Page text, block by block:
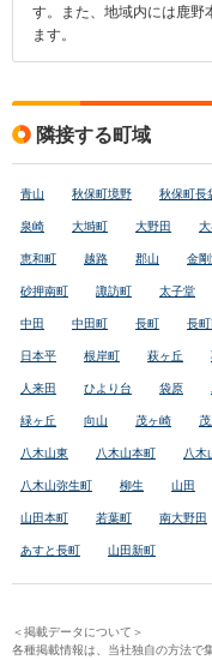
す。また、地域内には鹿野
ます。
隣接する町域
青山 秋保町境野 秋保町長
泉崎 大塒町 大野田
恵和町 越路 郡山 金剛
砂押南町 諏訪町 太子堂
中田 中田町 長町 長
日本平 根岸町 萩ヶ丘
人来田 ひより台 袋原
緑ヶ丘 向山 茂ヶ崎
八木山東 八木山本町 八木
八木山弥生町 柳生 山田
山田本町 若葉町 南大野田
あすと長町 山田新町
＜掲載データについて＞
各種掲載情報は、当社独自の方法で